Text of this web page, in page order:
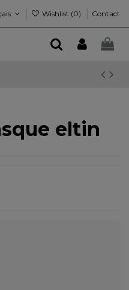
Wishlist (0) Contact
eltin